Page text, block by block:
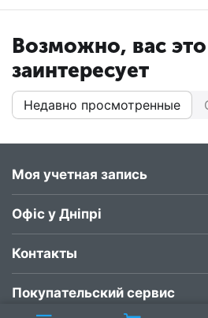
Возможно, вас это
заинтересует
Недавно просмотренные
Моя учетная запись
Офіс у Дніпрі
Контакты
Покупательский сервис